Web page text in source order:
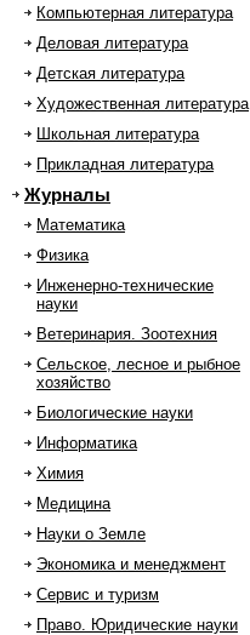
Компьютерная литература
Деловая литература
Детская литература
Художественная литература
Школьная литература
Прикладная литература
Журналы
Математика
Физика
Инженерно-технические
науки
Ветеринария. Зоотехния
Сельское, лесное и рыбное
хозяйство
Биологические науки
Информатика
Химия
Медицина
Науки о Земле
Экономика и менеджмент
Сервис и туризм
Право. Юридические науки